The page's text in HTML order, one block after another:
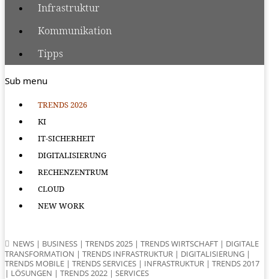
Infrastruktur
Kommunikation
Tipps
Sub menu
TRENDS 2026
KI
IT-SICHERHEIT
DIGITALISIERUNG
RECHENZENTRUM
CLOUD
NEW WORK
NEWS | BUSINESS | TRENDS 2025 | TRENDS WIRTSCHAFT | DIGITALE
TRANSFORMATION | TRENDS INFRASTRUKTUR | DIGITALISIERUNG |
TRENDS MOBILE | TRENDS SERVICES | INFRASTRUKTUR | TRENDS 2017
| LÖSUNGEN | TRENDS 2022 | SERVICES